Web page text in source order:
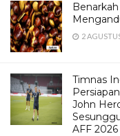
2
Timnas
John
AFF 2026